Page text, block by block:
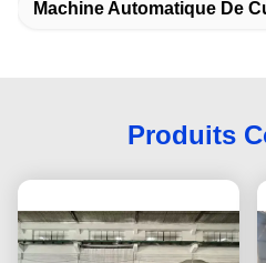
Machine Automatique De
Produits